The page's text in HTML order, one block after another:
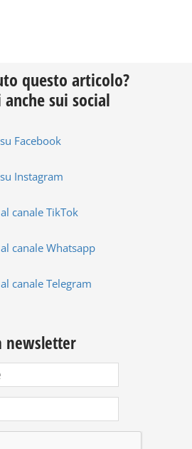
questo articolo?
anche sui social
Facebook
Instagram
canale TikTok
canale Whatsapp
canale Telegram
newsletter